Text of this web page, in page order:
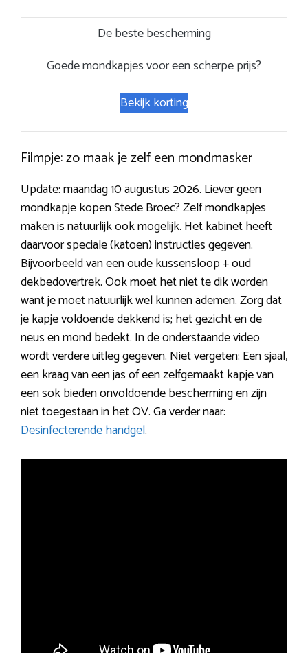
De beste bescherming
Goede mondkapjes voor een scherpe prijs?
Bekijk korting
Filmpje: zo maak je zelf een mondmasker
Update: maandag 10 augustus 2026. Liever geen
mondkapje kopen Stede Broec? Zelf mondkapjes
maken is natuurlijk ook mogelijk. Het kabinet heeft
daarvoor speciale (katoen) instructies gegeven.
Bijvoorbeeld van een oude kussensloop + oud
dekbedovertrek. Ook moet het niet te dik worden
want je moet natuurlijk wel kunnen ademen. Zorg dat
je kapje voldoende dekkend is; het gezicht en de
neus en mond bedekt. In de onderstaande video
wordt verdere uitleg gegeven. Niet vergeten: Een sjaal,
een kraag van een jas of een zelfgemaakt kapje van
een sok bieden onvoldoende bescherming en zijn
niet toegestaan in het OV. Ga verder naar:
Desinfecterende handgel.